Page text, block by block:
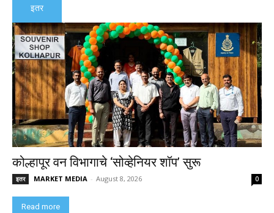
इतर
कोल्हापूर वन विभागाचे ‘सोव्हेनियर शॉप’ सुरू
इतर MARKET MEDIA - August 8, 2026 0
Read more